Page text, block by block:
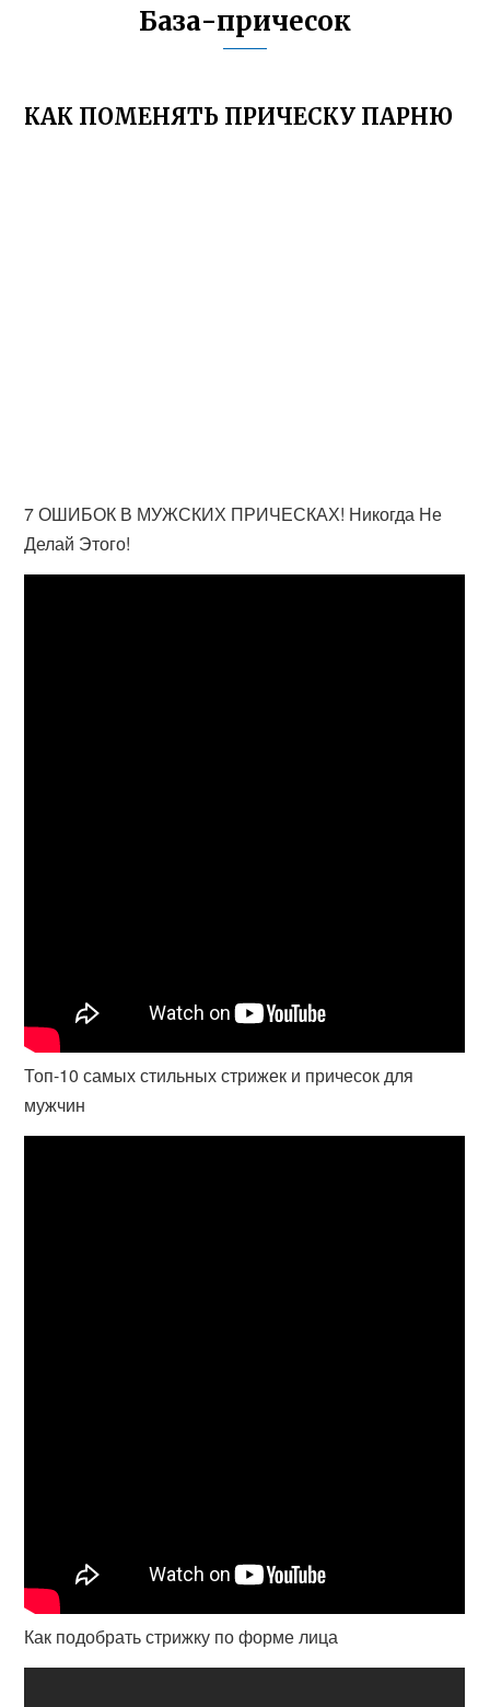
База-причесок
КАК ПОМЕНЯТЬ ПРИЧЕСКУ ПАРНЮ
7 ОШИБОК В МУЖСКИХ ПРИЧЕСКАХ! Никогда Не
Делай Этого!
Топ-10 самых стильных стрижек и причесок для
мужчин
Как подобрать стрижку по форме лица